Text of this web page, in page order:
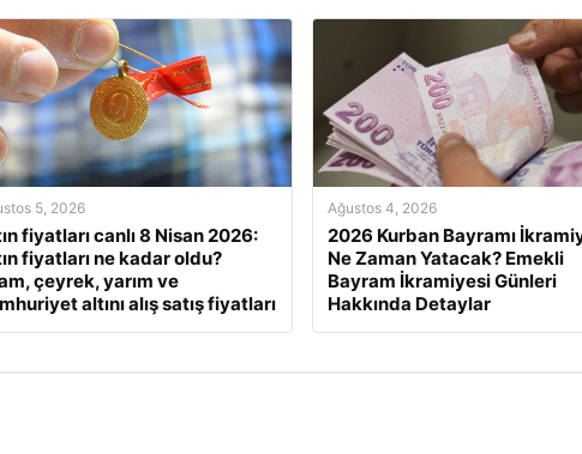
5, 2026
fiyatları canlı 8 Nisan 2026:
fiyatları ne kadar oldu?
çeyrek, yarım ve
altını alış satış fiyatları
Ağustos 4, 2026
2026 Kurban Bayramı
Ne Zaman Yatacak? Emekli
Bayram İkramiyesi Günleri
Hakkında Detaylar